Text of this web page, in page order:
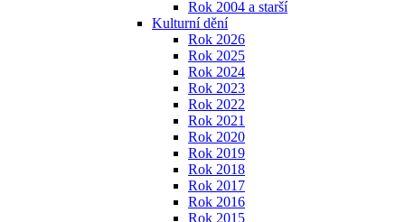
Rok 2004 a starší
Kulturní dění
Rok 2026
Rok 2025
Rok 2024
Rok 2023
Rok 2022
Rok 2021
Rok 2020
Rok 2019
Rok 2018
Rok 2017
Rok 2016
Rok 2015